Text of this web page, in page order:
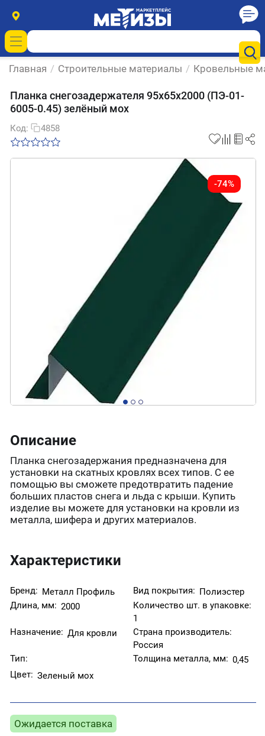
Главная / Строительные материалы / Кровельные
Планка снегозадержателя 95х65х2000 (ПЭ-01-
6005-0.45) зелёный мох
Код: 4858
-74%
Описание
Планка снегозадержания предназначена для
установки на скатных кровлях всех типов. С ее
помощью вы сможете предотвратить падение
больших пластов снега и льда с крыши. Купить
изделие вы можете для установки на кровли из
металла, шифера и других материалов.
Характеристики
Бренд: Металл Профиль Вид покрытия: Полиэстер
Длина, мм: 2000
Количество шт. в упаковке:
1
Назначение: Для кровли
Страна производитель:
Россия
Тип:
Толщина металла, мм: 0,45
Цвет: Зеленый мох
Ожидается поставка